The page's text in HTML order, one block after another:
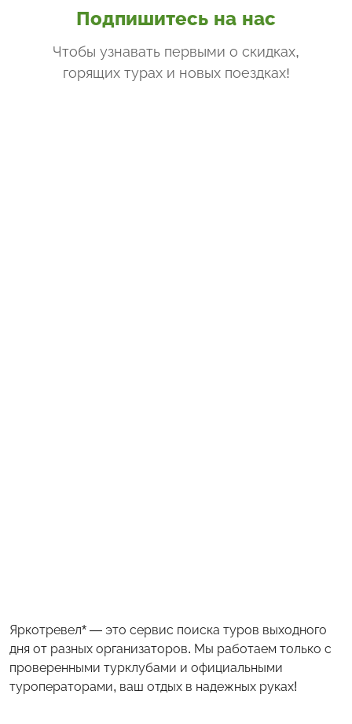
Подпишитесь на нас
Чтобы узнавать первыми о скидках,
горящих турах и новых поездках!
Яркотревел* — это сервис поиска туров выходного
дня от разных организаторов. Мы работаем только с
проверенными турклубами и официальными
туроператорами, ваш отдых в надежных руках!